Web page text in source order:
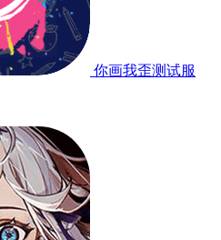
你画我歪测试服